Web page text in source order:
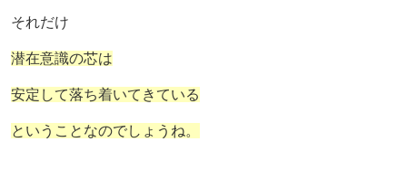
それだけ
潜在意識の芯は
安定して落ち着いてきている
ということなのでしょうね。